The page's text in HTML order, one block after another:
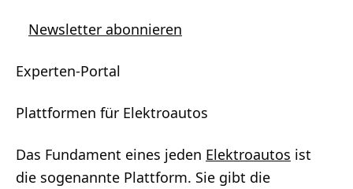
Newsletter abonnieren
Experten-Portal
Plattformen für Elektroautos
Das Fundament eines jeden Elektroautos ist
die sogenannte Plattform. Sie gibt die